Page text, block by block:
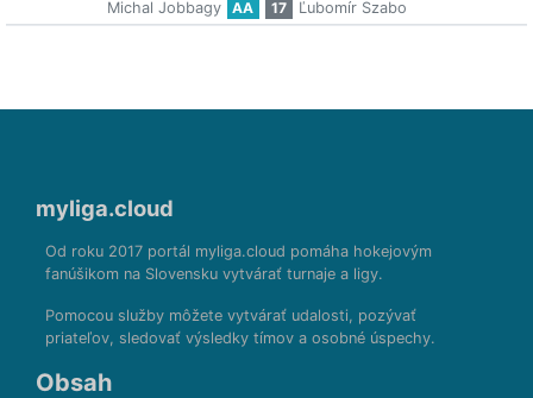
Michal Jobbagy
AA 17 Ľubomír Szabo
myliga.cloud
Od roku 2017 portál myliga.cloud pomáha hokejovým
fanúšikom na Slovensku vytvárať turnaje a ligy.
Pomocou služby môžete vytvárať udalosti, pozývať
priateľov, sledovať výsledky tímov a osobné úspechy.
Obsah